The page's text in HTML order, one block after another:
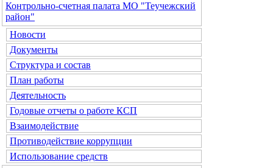
Контрольно-счетная палата МО "Теучежский
район"
Новости
Документы
Структура и состав
План работы
Деятельность
Годовые отчеты о работе КСП
Взаимодействие
Противодействие коррупции
Использование средств